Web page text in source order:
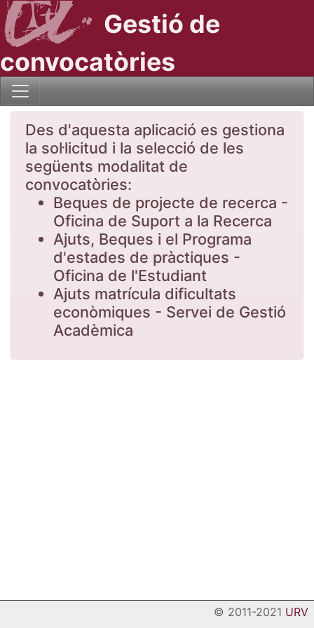
Gestió de
convocatòries
Des d'aquesta aplicació es gestiona
la sol·licitud i la selecció de les
següents modalitat de
convocatòries:
Beques de projecte de recerca -
Oficina de Suport a la Recerca
Ajuts, Beques i el Programa
d'estades de pràctiques -
Oficina de l'Estudiant
Ajuts matrícula dificultats
econòmiques - Servei de Gestió
Acadèmica
© 2011-2021 URV